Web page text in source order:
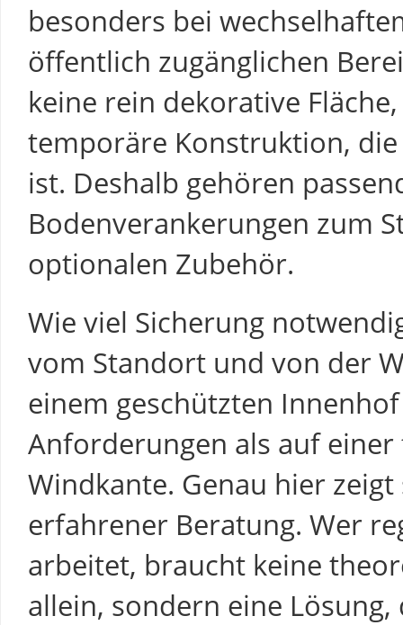
besonders bei
öffentlich zugänglichen
keine rein dekorative
temporäre Konstruktion,
ist. Deshalb gehören
Bodenverankerungen zum
optionalen Zubehör.
Wie viel Sicherung
vom Standort und von der
einem geschützten
Anforderungen als auf
Windkante. Genau hier
erfahrener Beratung. Wer
arbeitet, braucht keine
allein, sondern eine